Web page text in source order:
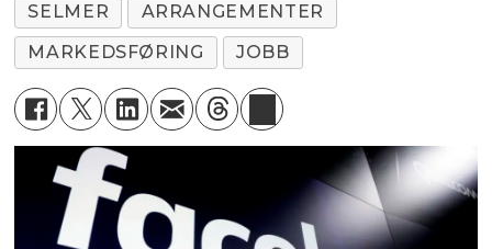
SELMER
ARRANGEMENTER
MARKEDSFØRING
JOBB